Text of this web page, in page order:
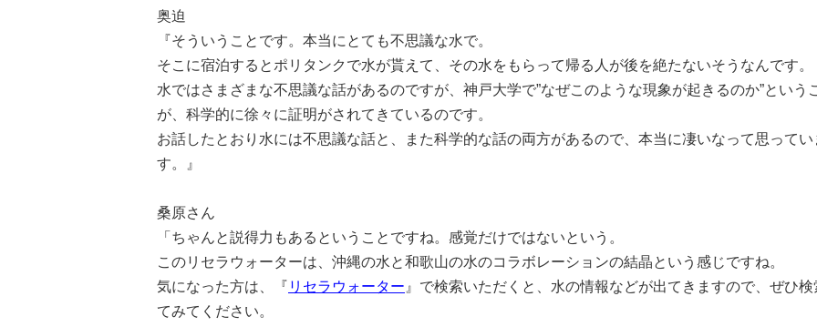
奥迫
『そういうことです。本当にとても不思議な水で。
そこに宿泊するとポリタンクで水が貰えて、その水をもらって帰る人が後を絶たないそうなんです。
水ではさまざまな不思議な話があるのですが、神戸大学で”なぜこのような現象が起きるのか”という
が、科学的に徐々に証明がされてきているのです。
お話したとおり水には不思議な話と、また科学的な話の両方があるので、本当に凄いなって思ってい
す。
』
桑原さん
「ちゃんと説得力もあるということですね。感覚だけではないという。
このリセラウォーターは、沖縄の水と和歌山の水のコラボレーションの結晶という感じですね。
気になった方は、『 リセラウォーター 』で検索いただくと、水の情報などが出てきますので、ぜひ検
てみてください。